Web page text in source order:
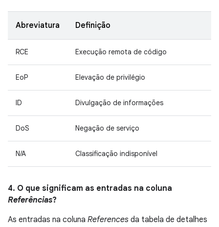
Abreviatura Definição
RCE Execução remota de código
EoP Elevação de privilégio
ID Divulgação de informações
DoS Negação de serviço
N/A Classificação indisponível
4. O que significam as entradas na coluna
Referências?
As entradas na coluna References da tabela de detalhes